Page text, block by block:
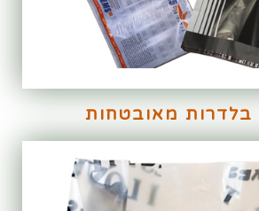
בלדרות מאובטחות